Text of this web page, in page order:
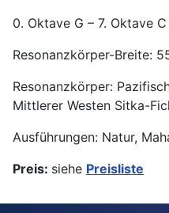
0. Oktave G – 7. Oktave C
Resonanzkörper-Breite:
Resonanzkörper:
Mittlerer Westen Sitka-
Ausführungen: Natur,
Preis: siehe Preisliste